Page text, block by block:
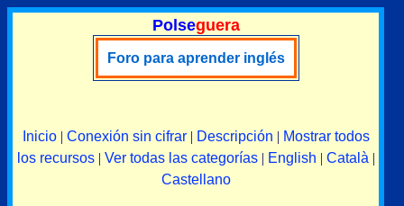
Polseguera
Foro para aprender inglés
Inicio| Conexión sin cifrar| Descripción | Mostrar todos
los recursos| Ver todas las categorías| English | Català |
Castellano